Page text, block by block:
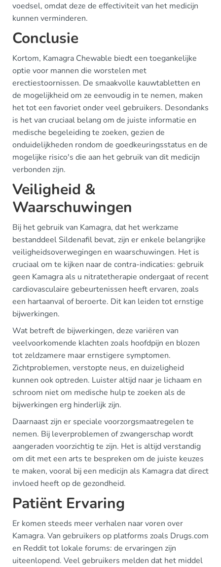
voedsel, omdat deze de effectiviteit van het medicijn
kunnen verminderen.
Conclusie
Kortom, Kamagra Chewable biedt een toegankelijke
optie voor mannen die worstelen met
erectiestoornissen. De smaakvolle kauwtabletten en
de mogelijkheid om ze eenvoudig in te nemen, maken
het tot een favoriet onder veel gebruikers. Desondanks
is het van cruciaal belang om de juiste informatie en
medische begeleiding te zoeken, gezien de
onduidelijkheden rondom de goedkeuringsstatus en de
mogelijke risico's die aan het gebruik van dit medicijn
verbonden zijn.
Veiligheid &
Waarschuwingen
Bij het gebruik van Kamagra, dat het werkzame
bestanddeel Sildenafil bevat, zijn er enkele belangrijke
veiligheidsoverwegingen en waarschuwingen. Het is
cruciaal om te kijken naar de contra-indicaties: gebruik
geen Kamagra als u nitratetherapie ondergaat of recent
cardiovasculaire gebeurtenissen heeft ervaren, zoals
een hartaanval of beroerte. Dit kan leiden tot ernstige
bijwerkingen.
Wat betreft de bijwerkingen, deze variëren van
veelvoorkomende klachten zoals hoofdpijn en blozen
tot zeldzamere maar ernstigere symptomen.
Zichtproblemen, verstopte neus, en duizeligheid
kunnen ook optreden. Luister altijd naar je lichaam en
schroom niet om medische hulp te zoeken als de
bijwerkingen erg hinderlijk zijn.
Daarnaast zijn er speciale voorzorgsmaatregelen te
nemen. Bij leverproblemen of zwangerschap wordt
aangeraden voorzichtig te zijn. Het is altijd verstandig
om dit met een arts te bespreken om de juiste keuzes
te maken, vooral bij een medicijn als Kamagra dat direct
invloed heeft op de gezondheid.
Patiënt Ervaring
Er komen steeds meer verhalen naar voren over
Kamagra. Van gebruikers op platforms zoals Drugs.com
en Reddit tot lokale forums: de ervaringen zijn
uiteenlopend. Veel gebruikers melden dat het middel